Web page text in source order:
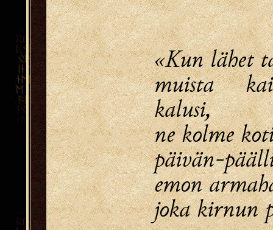
«Kun lähet
muista
kalusi,
ne kolme
päivän-
emon
joka kirnun